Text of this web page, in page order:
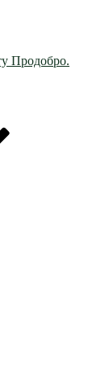
Продобро.